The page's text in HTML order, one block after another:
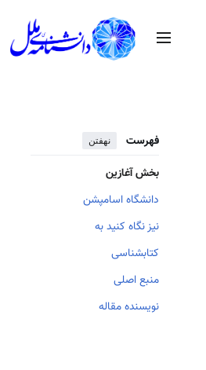
منوی اصلی
فهرست نهفتن
بخش آغازین
دانشگاه اسامپشن
نیز نگاه کنید به
کتابشناسی
منبع اصلی
نویسنده مقاله